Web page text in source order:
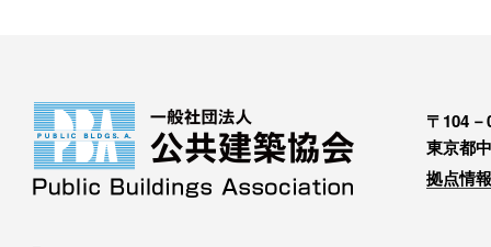
〒104－
東京都
拠点情